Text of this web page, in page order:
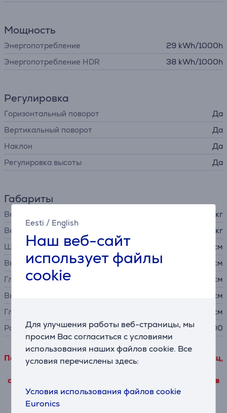
Eesti / English
Наш веб-сайт
использует файлы
cookie
Для улучшения работы веб-страницы, мы
просим Вас согласиться с условиями
использования наших файлов cookie. Все
условия перечислены здесь:
Условия использования файлов cookie
Euronics
Мощность
Энергопотребление
29 kWh/1000h
Энергопотребление HDR
38 kWh/1000h
Регулировка
Горизонтальный поворот
Да
Вертикальный поворот
Да
Наклон
Да
Регулировка высоты
Да
Габариты
Вес
9 кг
Вес без подставки
6,5 кг
Ширина
71,73 см
Высота
60,25 см
Глубина
22,8 см
Высота без подставки
42,23 см
Глубина без подставки
4,24 см
Размер крепления VESA
100 x 100
Подробные данные о товаре, исходящие от третьих лиц,
можно просмотреть только в том случае, если Вы
согласитесь с условиями использования наших файлов
cookie.